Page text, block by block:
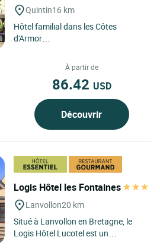
Quintin16 km
Hôtel familial dans les Côtes
d'Armor
A 15 mn de Saint-Brieuc,...
À partir de
86.42 USD
Découvrir
Logis Hôtel les Fontaines
Lanvollon20 km
Situé à Lanvollon en Bretagne, le
Logis Hôtel Lucotel est un